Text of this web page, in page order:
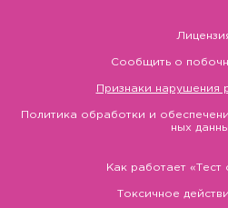
Сообщить о
Признаки нарушения
Политика обработки и
ных
Как работает «Тест
Токсичное